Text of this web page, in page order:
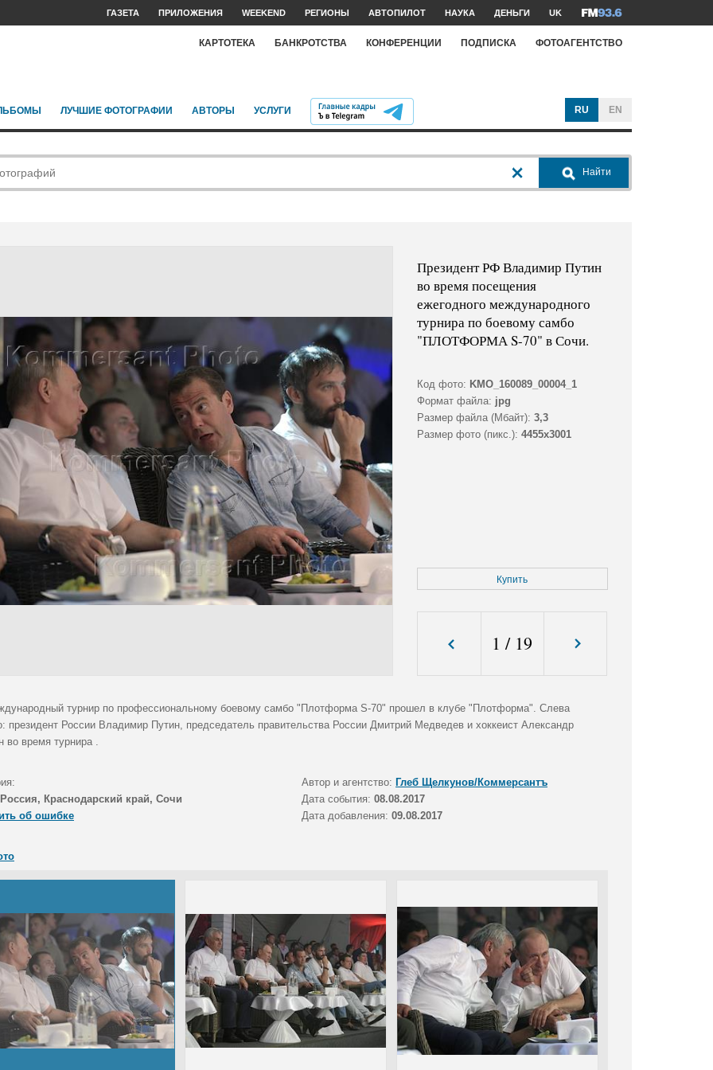
ГАЗЕТА ПРИЛОЖЕНИЯ WEEKEND РЕГИОНЫ АВТОПИЛОТ НАУКА ДЕНЬГИ UK
КАРТОТЕКА БАНКРОТСТВА КОНФЕРЕНЦИИ ПОДПИСКА ФОТОАГЕНТСТВО
ЛУЧШИЕ ФОТОГРАФИИ АВТОРЫ УСЛУГИ RU EN
Найти
Президент РФ Владимир Путин
во время посещения
ежегодного международного
турнира по боевому самбо
"ПЛОТФОРМА S-70" в Сочи.
Код фото: KMO_160089_00004_1
Формат файла: jpg
Размер файла (Мбайт): 3,3
Размер фото (пикс.): 4455x3001
Купить
1 / 19
турнир по профессиональному боевому самбо "Плотформа S-70" прошел в клубе "Плотформа". Слева
президент России Владимир Путин, председатель правительства России Дмитрий Медведев и хоккеист Александр
во время турнира .
Автор и агентство: Глеб Щелкунов/Коммерсантъ
Россия, Краснодарский край, Сочи Дата события: 08.08.2017
об ошибке
Дата добавления: 09.08.2017